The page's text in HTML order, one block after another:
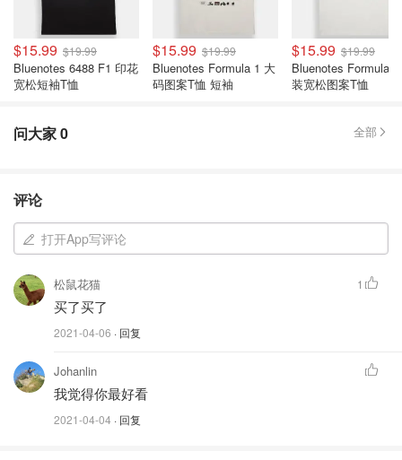
$15.99 $19.99
Bluenotes 6488 F1 印花
宽松短袖T恤
$15.99 $19.99
Bluenotes Formula 1 大
码图案T恤 短袖
$15.99 $19.99
Bluenotes Formula
装宽松图案T恤
问大家0 全部
评论
打开App写评论
松鼠花猫
买了买了
2021-04-06 · 回复
1
Johanlin
我觉得你最好看
2021-04-04 · 回复